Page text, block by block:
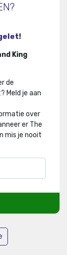
King
de
Meld je aan
over
er The
mis je nooit